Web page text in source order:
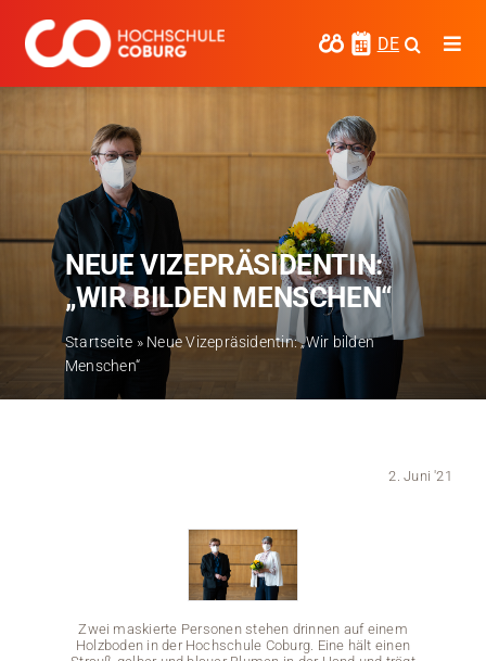
Inhalt
springen
DE
Forschen
Kooperieren
Hochschule Coburg
Regionalentwicklung
Entdecke die Region
Stellenangebote
News
NEUE VIZEPRÄSIDENTIN:
„WIR BILDEN MENSCHEN“
Startseite » Neue Vizepräsidentin: „Wir bilden
Menschen“
2. Juni '21
Zwei maskierte Personen stehen drinnen auf einem
Holzboden in der Hochschule Coburg. Eine hält einen